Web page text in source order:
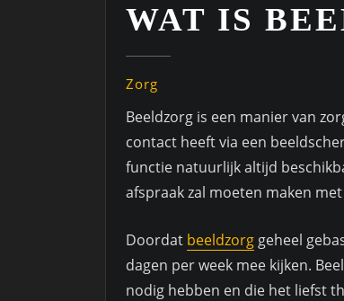
WAT IS
Zorg
Beeldzorg is een manier van
contact heeft via een
functie natuurlijk altijd
afspraak zal moeten maken
Doordat beeldzorg geheel
dagen per week mee kijken.
nodig hebben en die het liefst